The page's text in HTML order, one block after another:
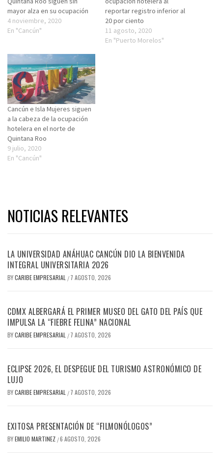
mayor alza en su ocupación
4 noviembre, 2020
En "Cancún"
reportar registro inferior al
20 por ciento
11 agosto, 2020
En "Puerto Morelos"
Cancún e Isla Mujeres siguen
a la cabeza de la ocupación
hotelera en el norte de
Quintana Roo
9 julio, 2020
En "Cancún"
NOTICIAS RELEVANTES
LA UNIVERSIDAD ANÁHUAC CANCÚN DIO LA BIENVENIDA
INTEGRAL UNIVERSITARIA 2026
BYCARIBE EMPRESARIAL / 7 AGOSTO, 2026
CDMX ALBERGARÁ EL PRIMER MUSEO DEL GATO DEL PAÍS QUE
IMPULSA LA “FIEBRE FELINA” NACIONAL
BYCARIBE EMPRESARIAL / 7 AGOSTO, 2026
ECLIPSE 2026, EL DESPEGUE DEL TURISMO ASTRONÓMICO DE
LUJO
BYCARIBE EMPRESARIAL / 7 AGOSTO, 2026
EXITOSA PRESENTACIÓN DE “FILMONÓLOGOS”
BYEMILIO MARTINEZ /6 AGOSTO, 2026